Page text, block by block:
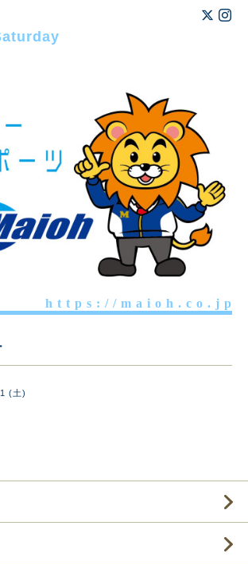
h t t p s : / / m a i o h . c o . j p
(土)